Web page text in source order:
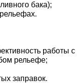
бака);
работы
рельефе;
заправок.